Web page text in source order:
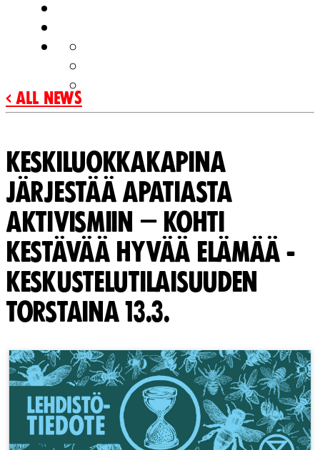
‹ All news
KESKILUOKKAKAPINA
JÄRJESTÄÄ APATIASTA
AKTIVISMIIN – KOHTI
KESTÄVÄÄ HYVÄÄ ELÄMÄÄ -
KESKUSTELUTILAISUUDEN
TORSTAINA 13.3.